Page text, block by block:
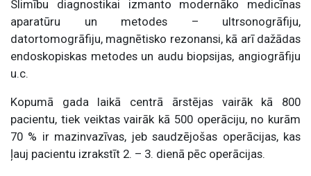
Slimību diagnostikai izmanto modernāko medicīnas
aparatūru un metodes – ultrsonogrāfiju,
datortomogrāfiju, magnētisko rezonansi, kā arī dažādas
endoskopiskas metodes un audu biopsijas, angiogrāfiju
u.c.
Kopumā gada laikā centrā ārstējas vairāk kā 800
pacientu, tiek veiktas vairāk kā 500 operāciju, no kurām
70 % ir mazinvazīvas, jeb saudzējošas operācijas, kas
ļauj pacientu izrakstīt 2. – 3. dienā pēc operācijas.